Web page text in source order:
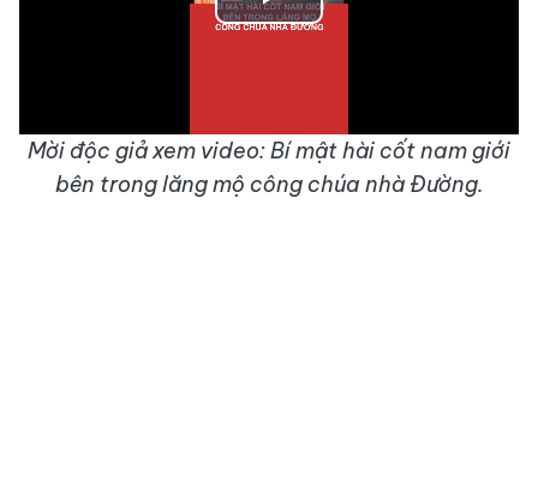
Play
Mời độc giả xem video: Bí mật hài cốt nam giới
bên trong lăng mộ công chúa nhà Đường.